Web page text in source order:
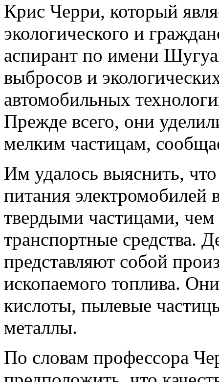
Крис Черри, который
экологического и
аспирант по имени
выбросов и
автомобильных
Прежде всего, они
мелким частицам,
Им удалось выяснить, что
питания электромобилей
твердыми частицами,
транспортные средства.
представляют собой
ископаемого топлива.
кислоты, пылевые
металлы.
По словам профессора